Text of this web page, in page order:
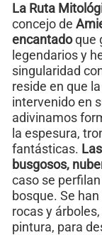
La Ruta
concejo de
encantadoque
legendarios y
singularidad
reside en que
intervenido en
adivinamos
la espesura,
fantásticas.
busgosos,
caso se
bosque. Se
rocas y
pintura, para